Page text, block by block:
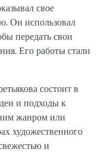
свое
Он использовал
передать свои
Его работы стали
состоит в
и подходы к
жанром или
художественного
и